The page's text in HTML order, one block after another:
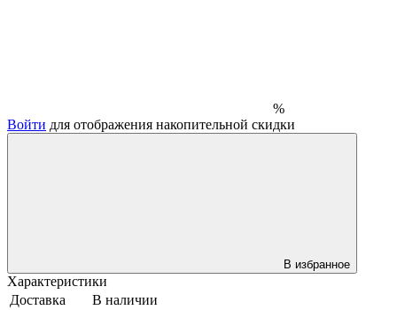
%
Войти для отображения накопительной скидки
В избранное
Характеристики
Доставка
В наличии